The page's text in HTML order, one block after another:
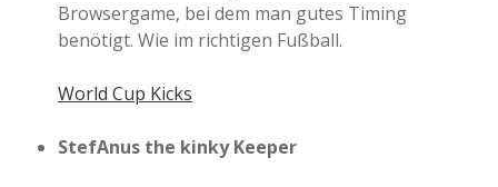
Browsergame, bei dem man gutes Timing
benötigt. Wie im richtigen Fußball.
World Cup Kicks
StefAnus the kinky Keeper